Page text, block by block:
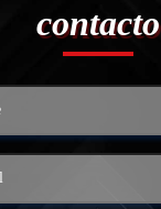
contacto